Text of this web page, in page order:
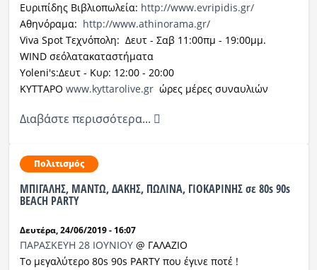
Ευριπίδης Βιβλιοπωλεία: http://www.evripidis.gr/
Αθηνόραμα: http://www.athinorama.gr/
Viva Spot Τεχνόπολη: Δευτ - Σαβ 11:00πμ - 19:00μμ.
WIND σεόλατακαταστήματα
Yoleni's:Δευτ - Κυρ: 12:00 - 20:00
ΚΥΤΤΑΡΟ www.kyttarolive.grώρες μέρες συναυλιών
Διαβάστε περισσότερα...
Πολιτισμός
ΜΠΙΓΑΛΗΣ, ΜΑΝΤΩ, ΔΑΚΗΣ, ΠΩΛΙΝΑ, ΓΙΟΚΑΡΙΝΗΣ σε 80s 90s
BEACH PARTY
Δευτέρα, 24/06/2019 - 16:07
ΠΑΡΑΣΚΕΥΗ 28ΙΟΥΝΙΟΥ@ ΓΑΛΑΖΙΟ
Tο μεγαλύτερο 80s 90s PARTY που έγινε ποτέ !